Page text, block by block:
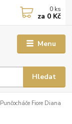
Menu
Hledat
0 ks
za 0 Kč
Punčocháče Fiore Diana